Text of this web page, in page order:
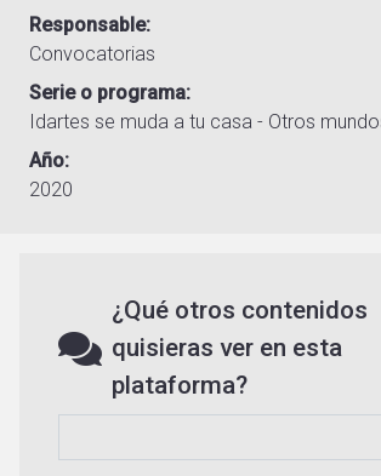
Responsable
Convocatorias
Serie o programa
Idartes se muda a tu casa - Otros
Año
2020
¿Qué otros contenidos
quisieras ver en esta
plataforma?